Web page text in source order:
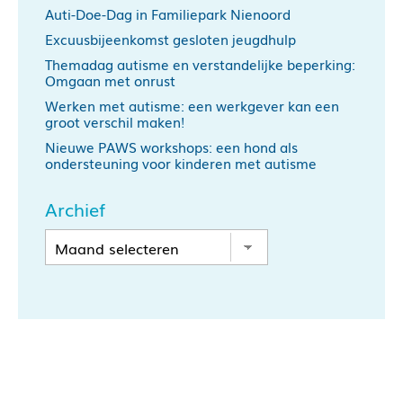
Auti-Doe-Dag in Familiepark Nienoord
Excuusbijeenkomst gesloten jeugdhulp
Themadag autisme en verstandelijke beperking:
Omgaan met onrust
Werken met autisme: een werkgever kan een
groot verschil maken!
Nieuwe PAWS workshops: een hond als
ondersteuning voor kinderen met autisme
Archief